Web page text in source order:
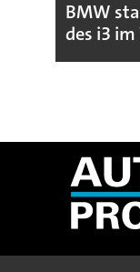
BMW
des i3